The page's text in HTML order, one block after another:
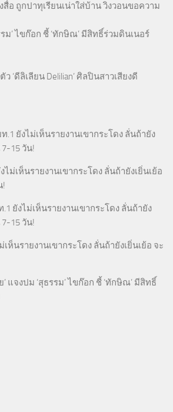
อ ถูกปาทุเรียนเน่าใส่บ้าน วิงวอนขอความ
รม’ ไขก๊อก ชี้ ‘ทักษิณ’ มีสิทธิ์ร่วมดินเนอร์
ตัว ‘ดีลิเลียน Delilian’ ศิลปินสาวเสียงดี
.1 ยังไม่เห็นรายงานเขากระโดง ลั่นถ้ายัง
15 วัน!
ไม่เห็นรายงานเขากระโดง ลั่นถ้ายังเยิ่นเย้อ
!
.1 ยังไม่เห็นรายงานเขากระโดง ลั่นถ้ายัง
15 วัน!
เห็นรายงานเขากระโดง ลั่นถ้ายังเยิ่นเย้อ จะ
’ แจงปม ‘สุธรรม’ ไขก๊อก ชี้ ‘ทักษิณ’ มีสิทธิ์